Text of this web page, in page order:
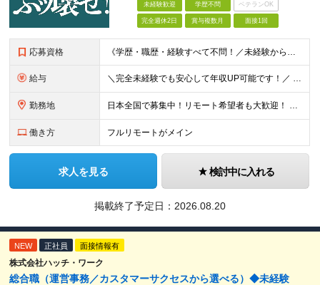
未経験歓迎 学歴不問 ベテランOK
完全週休2日 賞与複数月 面接1回
応募資格 《学歴・職歴・経験すべて不問！／未経験からのチャレンジ大歓迎◎》 ▼こんな気持ち、ひとつでも当てはまる方はぜひ！ □ なにか、人生を変えるきっかけがほしい □ 立ち仕事に疲れて、そろそろ座り仕事がい
給与 ＼完全未経験でも安心して年収UP可能です！／ -------------- 【1】営業 月給25万円～80万円＋賞与 【2】事務 月給21万円～50万円＋賞与 【3】マーケ 月給25万円～80万円
勤務地 日本全国で募集中！リモート希望者も大歓迎！ ※クライアントオフィスへの出勤が必要な場合は、 「東京オフィス」または「首都圏・関西圏」になります ※勤務地の選択はご希望を考慮し、転居を伴う転勤はありま
働き方 フルリモートがメイン
求人を見る 検討中に入れる
掲載終了予定日： 2026.08.20
NEW 正社員 面接情報有
株式会社ハッチ・ワーク
総合職（運営事務／カスタマーサクセスから選べる）◆未経験